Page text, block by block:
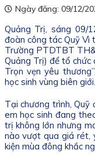
Ngày đăng: 09/12/
Quảng Trị, sáng 09/
đoàn công tác Quỹ
Trường PTDTBT
Quảng Trị) để tổ chức
Trọn vẹn yêu
học sinh vùng biên giới.
Tại chương trình,
em học sinh đang
trị không lớn nhưng
nào vượt qua giá rét,
kiện mùa đông khắc